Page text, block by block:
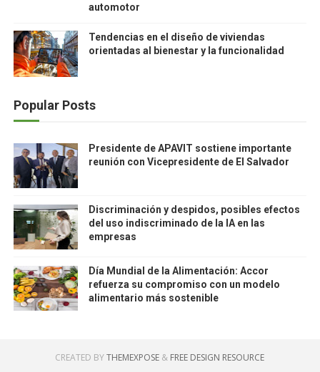
automotor
Tendencias en el diseño de viviendas
orientadas al bienestar y la funcionalidad
Popular Posts
Presidente de APAVIT sostiene importante
reunión con Vicepresidente de El Salvador
Discriminación y despidos, posibles efectos
del uso indiscriminado de la IA en las
empresas
Día Mundial de la Alimentación: Accor
refuerza su compromiso con un modelo
alimentario más sostenible
CREATED BYTHEMEXPOSE & FREE DESIGN RESOURCE